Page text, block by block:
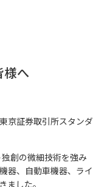
様へ
京証券取引所スタンダ
創の微細技術を強み
器、自動車機器、ライ
ました。